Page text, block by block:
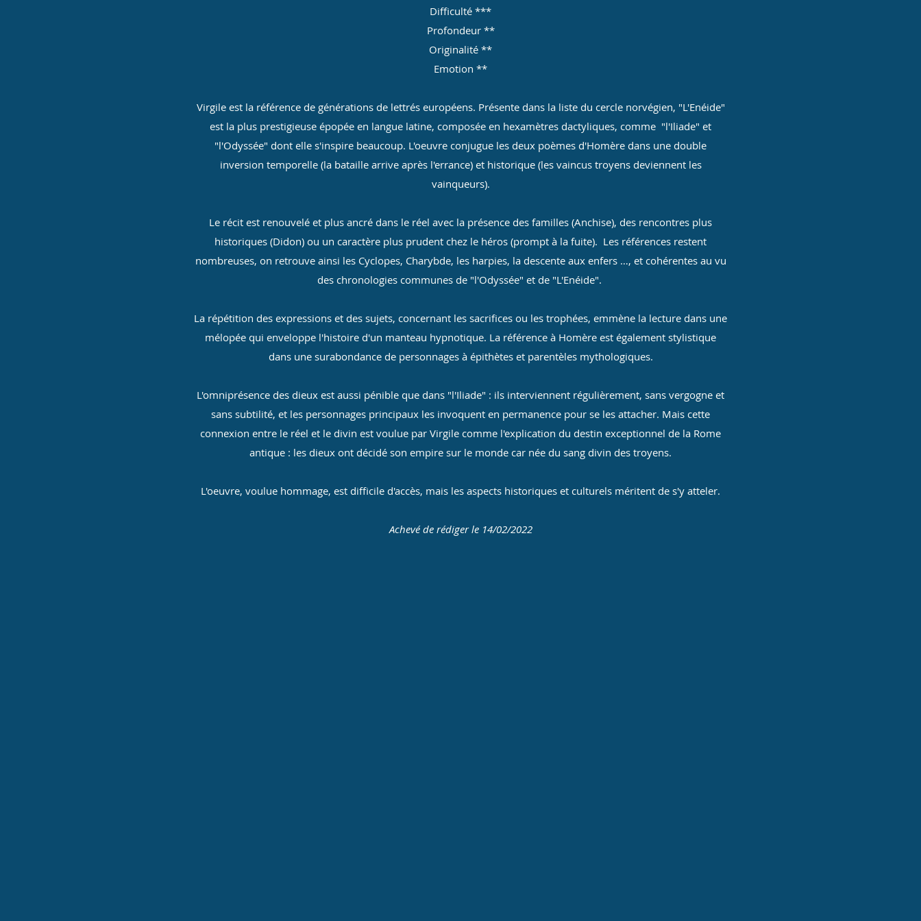
Difficulté ***
Profondeur **
Originalité **
Emotion **
Virgile est la référence de générations de lettrés européens. Présente dans la liste du cercle norvégien, "L'Enéide"
est la plus prestigieuse épopée en langue latine, composée en hexamètres dactyliques, comme "l'Iliade" et
"l'Odyssée" dont elle s'inspire beaucoup. L'oeuvre conjugue les deux poèmes d'Homère dans une double
inversion temporelle (la bataille arrive après l'errance) et historique (les vaincus troyens deviennent les
vainqueurs).
Le récit est renouvelé et plus ancré dans le réel avec la présence des familles (Anchise), des rencontres plus
historiques (Didon) ou un caractère plus prudent chez le héros (prompt à la fuite). Les références restent
nombreuses, on retrouve ainsi les Cyclopes, Charybde, les harpies, la descente aux enfers …, et cohérentes au vu
des chronologies communes de "l'Odyssée" et de "L'Enéide".
La répétition des expressions et des sujets, concernant les sacrifices ou les trophées, emmène la lecture dans une
mélopée qui enveloppe l'histoire d'un manteau hypnotique. La référence à Homère est également stylistique
dans une surabondance de personnages à épithètes et parentèles mythologiques.
L'omniprésence des dieux est aussi pénible que dans "l'Iliade" : ils interviennent régulièrement, sans vergogne et
sans subtilité, et les personnages principaux les invoquent en permanence pour se les attacher. Mais cette
connexion entre le réel et le divin est voulue par Virgile comme l'explication du destin exceptionnel de la Rome
antique : les dieux ont décidé son empire sur le monde car née du sang divin des troyens.
L'oeuvre, voulue hommage, est difficile d'accès, mais les aspects historiques et culturels méritent de s'y atteler.
Achevé de rédiger le 14/02/2022